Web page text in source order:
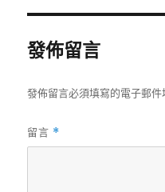
發佈留言
發佈留言必須填寫的電子郵件
留言 *